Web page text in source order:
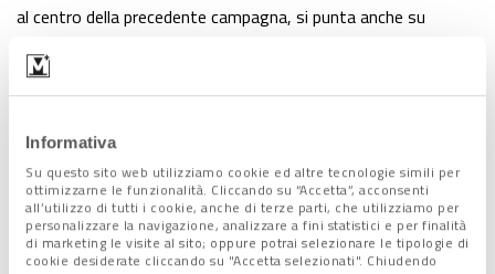
Informativa
Su questo sito web utilizziamo cookie ed altre tecnologie simili per
ottimizzarne le funzionalità. Cliccando su “Accetta”, acconsenti
all’utilizzo di tutti i cookie, anche di terze parti, che utilizziamo per
personalizzare la navigazione, analizzare a fini statistici e per finalità
di marketing le visite al sito; oppure potrai selezionare le tipologie di
cookie desiderate cliccando su "Accetta selezionati". Chiudendo
al centro della precedente campagna, si punta anche su
Come ha annunciato il presidente del Consiglio Superiore di
Sanità, Franco Locatelli, per settembre sono attesein arrivo
I vaccini utilizzati sono quelli
Moderna, in grado di proteggere sia dal virus originario di
Wuhan che dalla variante Omicron 1.
I duesieri a rna messaggerosono stati approvati
dall’Agenzia europea dei medicinali Ema e poi, il 5 settembre,